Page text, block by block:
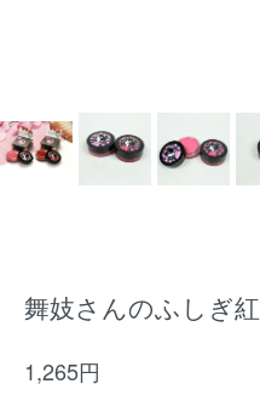
舞妓さんのふしぎ紅
1,265円